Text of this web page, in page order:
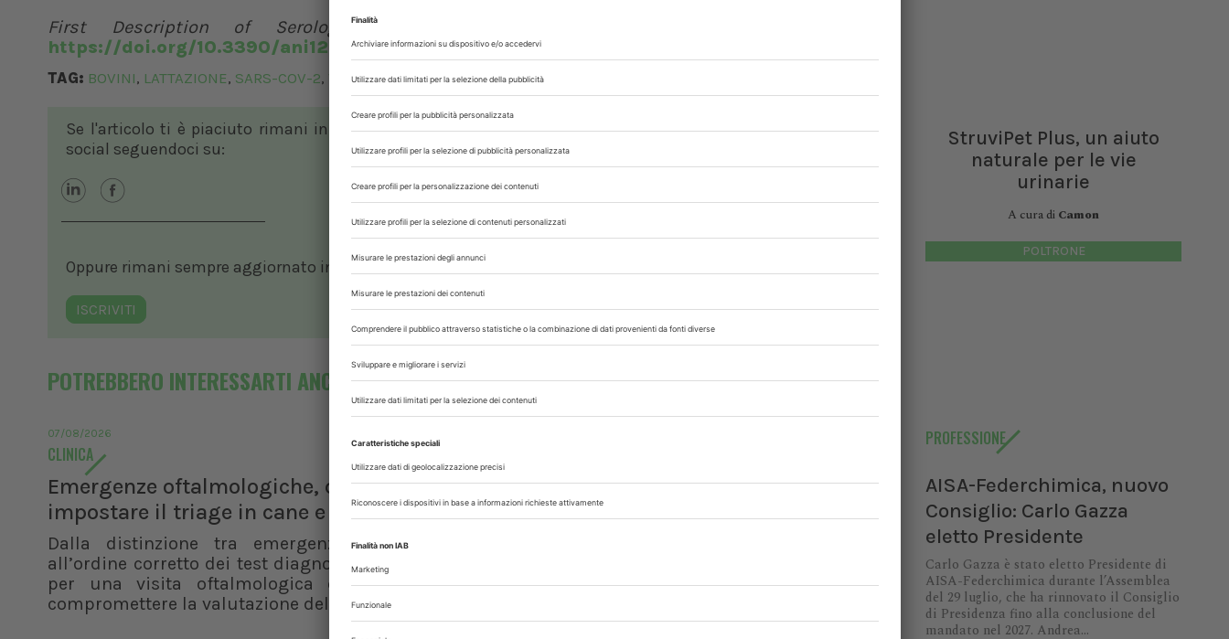
First Description of Serological Evidence for SARS-CoV-2 in Lactating Cows -
https://doi.org/10.3390/ani12111459
TAG: BOVINI, LATTAZIONE, SARS-COV-2, VACCHE
Se l'articolo ti è piaciuto rimani in contatto con noi sui nostri canali
social seguendoci su:
Oppure rimani sempre aggiornato in ambito veterinario, iscrivendoti alla nostra newsletter!
ISCRIVITI
POTREBBERO INTERESSARTI ANCHE
07/08/2026
CLINICA
Emergenze oftalmologiche, come
impostare il triage in cane e gatto
Dalla distinzione tra emergenza e urgenza
all’ordine corretto dei test diagnostici, i principi
per una visita oftalmologica efficace senza
compromettere la valutazione del paziente
AISA-Federchimica, nuovo Consiglio:
Carlo Gazza eletto Presidente
che ha rinnovato il Consiglio di Presidenza fino
StruviPet Plus, un aiuto
naturale per le vie
urinarie
A cura di Camon
POLTRONE
PROFESSIONE
AISA-Federchimica, nuovo
Consiglio: Carlo Gazza
eletto Presidente
Carlo Gazza è stato eletto Presidente di
AISA-Federchimica durante l’Assemblea
del 29 luglio, che ha rinnovato il Consiglio
di Presidenza fino alla conclusione del
mandato nel 2027. Andrea...